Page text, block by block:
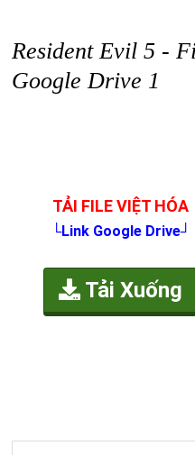
Resident Evil 5 -
Google Drive 1
TẢI FILE VIỆT HÓA
└Link Google Drive┘
Tải Xuống